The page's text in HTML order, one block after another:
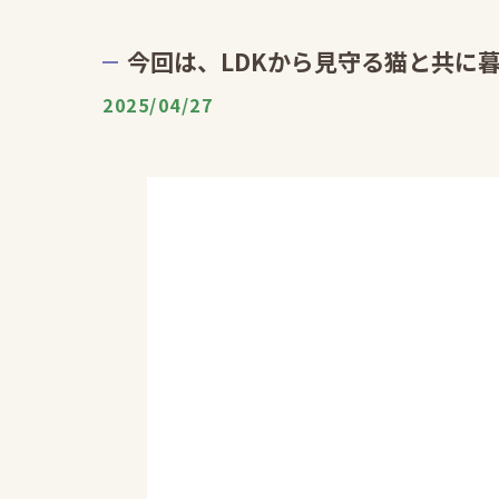
今回は、LDKから見守る猫と共に
2025/04/27